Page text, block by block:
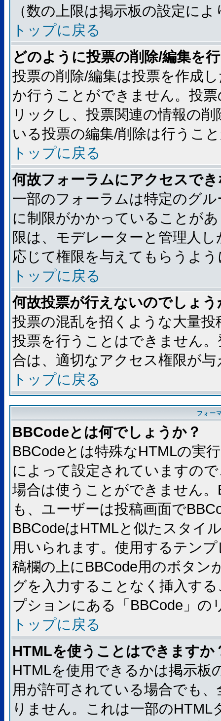
（数の上限は掲示板の設定に
トップに戻る
どのように投票の削除/編集を
投票の削除/編集は投票を作成
か行うことができません。投
リックし、投票関連の情報の
いる投票の編集/削除は行うこ
トップに戻る
何故フォーラムにアクセスで
一部のフォーラムは特定のグ
に制限がかかっていることが
限は、モデレーターと管理人
応じて権限を与えてもらうよ
トップに戻る
何故投票が行えないのでしょう
投票の混乱を招くような大量
投票を行うことはできません
合は、適切なアクセス権限が
トップに戻る
フォー
BBCodeとは何でしょうか？
BBCodeとは特殊なHTMLの実
によって設定されていますの
場合は使うことができません
も、ユーザーは投稿画面で
BBCodeはHTMLと似たスタイ
用いられます。使用するテン
稿欄の上にBBCode用のボタン
グを入力することなく挿入す
プションにある「BBCode」
トップに戻る
HTMLを使うことはできますか
HTMLを使用できるかは掲示板
用が許可されている場合でも
りません。これは一部の